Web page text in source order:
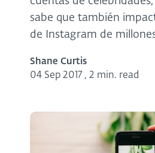
sabe que también
de Instagram de
Shane Curtis
04 Sep 2017 , 2 min. read